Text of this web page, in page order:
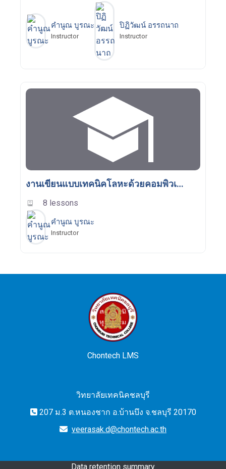
คำนูณ บูรณะ
Instructor
ปิฏิวัฒน์ อรรถนาถ
Instructor
งานเขียนแบบเทคนิคโลหะด้วยคอมพิวเตอร์
8 lessons
คำนูณ บูรณะ
Instructor
Chontech LMS
วิทยาลัยเทคนิคชลบุรี
207 ม.3 ต.หนองชาก อ.บ้านบึง จ.ชลบุรี 20170
veerasak.d@chontech.ac.th
Data retention summary